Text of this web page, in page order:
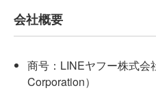
会社概要
商号：LINEヤフー株式会
Corporation）